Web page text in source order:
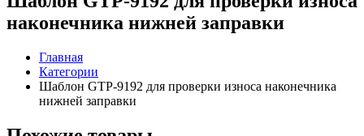
наконечника нижней заправки
Главная
Категории
Шаблон GTP-9192 для проверки износа наконечника
нижней заправки